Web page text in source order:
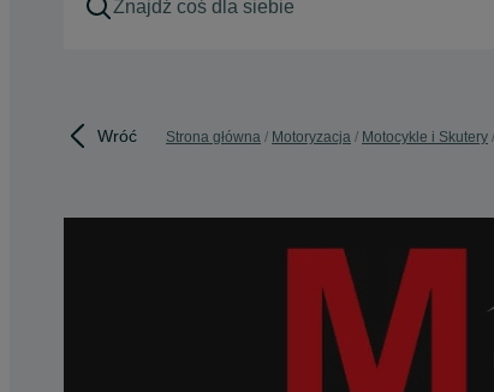
Wróć Strona główna Motoryzacja Motocykle i Skutery